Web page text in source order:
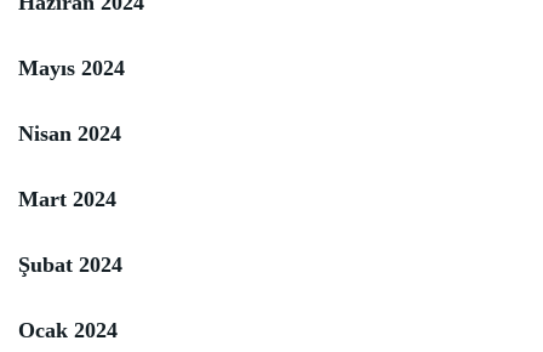
Mayıs 2024
Nisan 2024
Mart 2024
Şubat 2024
Ocak 2024